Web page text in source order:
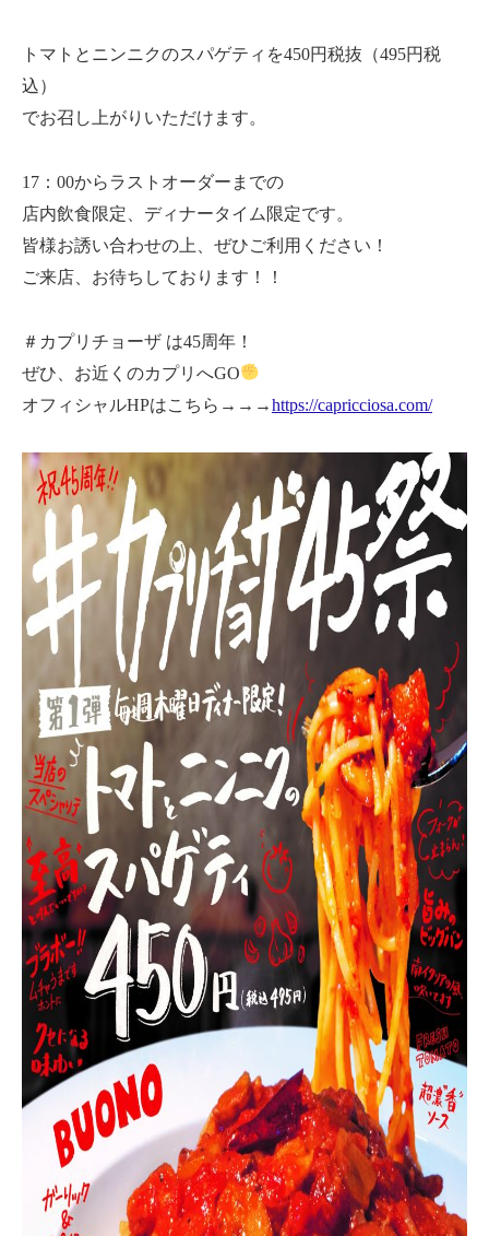
トマトとニンニクのスパゲティを450円税抜（495円税
込）
でお召し上がりいただけます。
17：00からラストオーダーまでの
店内飲食限定、ディナータイム限定です。
皆様お誘い合わせの上、ぜひご利用ください！
ご来店、お待ちしております！！
＃カプリチョーザ は45周年！
ぜひ、お近くのカプリへGO
オフィシャルHPはこちら→→→https://capricciosa.com/